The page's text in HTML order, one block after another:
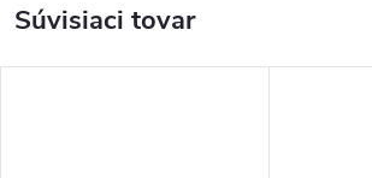
Súvisiaci tovar